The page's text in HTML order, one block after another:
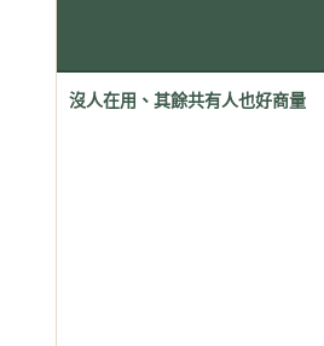
沒人在用、其餘共有人也好商量